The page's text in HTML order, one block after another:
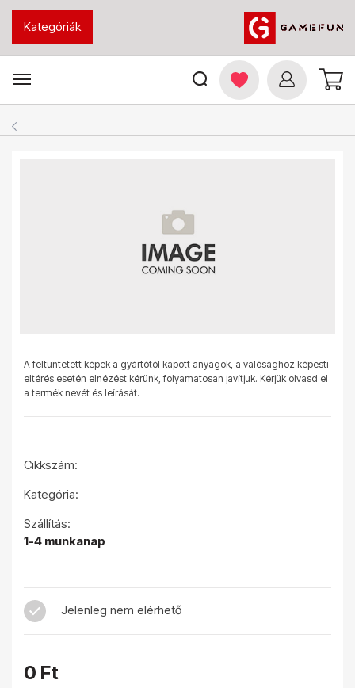
Kategóriák
A feltüntetett képek a gyártótól kapott anyagok, a valósághoz képesti
eltérés esetén elnézést kérünk, folyamatosan javítjuk. Kérjük olvasd el
a termék nevét és leírását.
Cikkszám:
Kategória:
Szállítás:
1-4 munkanap
Jelenleg nem elérhető
0 Ft